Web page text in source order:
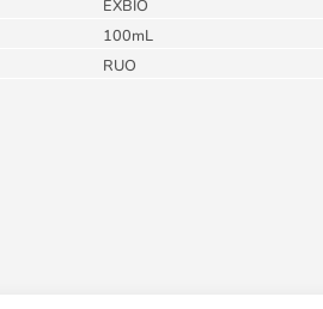
EXBIO
100mL
RUO